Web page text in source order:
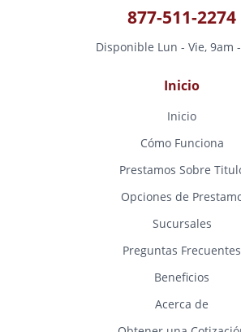
877-511-2274
Disponible Lun - Vie, 9am
Inicio
Inicio
Cómo Funciona
Prestamos Sobre
Opciones de
Sucursales
Preguntas Frecuentes
Beneficios
Acerca de